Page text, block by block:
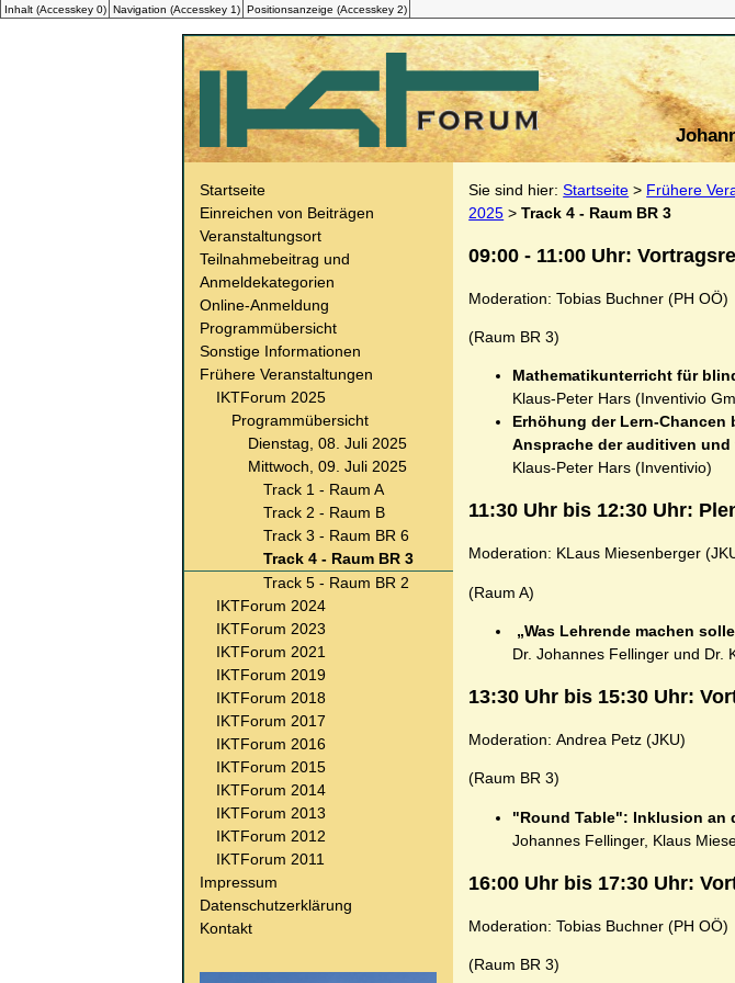
Inhalt (Accesskey0) Navigation (Accesskey1) Positionsanzeige (Accesskey2)
Startseite
Einreichen von Beiträgen
Veranstaltungsort
Teilnahmebeitrag und
Anmeldekategorien
Online-Anmeldung
Programmübersicht
Sonstige Informationen
Frühere Veranstaltungen
IKTForum 2025
Programmübersicht
Dienstag, 08. Juli 2025
Mittwoch, 09. Juli 2025
Track 1 - Raum A
Track 2 - Raum B
Track 3 - Raum BR 6
Track 4 - Raum BR 3
Track 5 - Raum BR 2
IKTForum 2024
IKTForum 2023
IKTForum 2021
IKTForum 2019
IKTForum 2018
IKTForum 2017
IKTForum 2016
IKTForum 2015
IKTForum 2014
IKTForum 2013
IKTForum 2012
IKTForum 2011
Impressum
Datenschutzerklärung
Kontakt
Sie sind hier:Startseite > Frühere
2025 >Track 4 - Raum BR 3
09:00 - 11:00 Uhr:
Moderation: Tobias Buchner (PH OÖ)
(Raum BR 3)
Mathematikunterricht für
Klaus-Peter Hars (Inventivio
Erhöhung der Lern-
Ansprache der auditiven
Klaus-Peter Hars (Inventivio)
11:30 Uhr bis 12:30 Uhr:
Moderation: KLaus Miesenberger
(Raum A)
„Was Lehrende machen
Dr. Johannes Fellinger und Dr.
13:30 Uhr bis 15:30 Uhr:
Moderation: Andrea Petz (JKU)
(Raum BR 3)
"Round Table": Inklusion an
Johannes Fellinger, Klaus
16:00 Uhr bis 17:30 Uhr:
Moderation: Tobias Buchner (PH OÖ)
(Raum BR 3)